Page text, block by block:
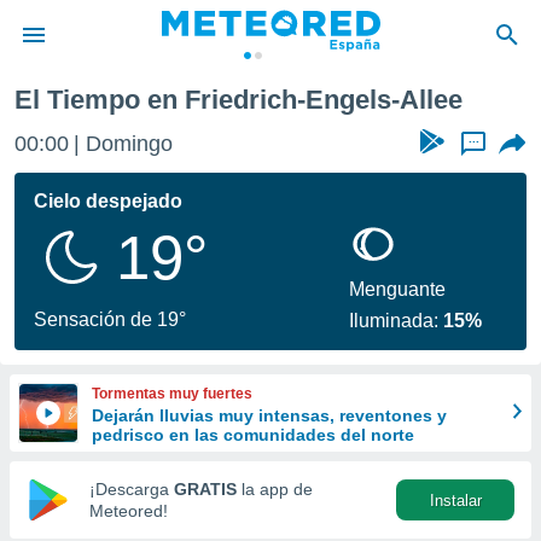
de
por
se
calidad.
a este
las
y
forma
digital
basada
El Tiempo en Friedrich-Engels-Allee
00:00 Domingo ...
Cielo despejado
19°
Sensación de 19°
Menguante
Iluminada: 15%
Tormentas muy fuertes
Dejarán lluvias muy intensas, reventones y
pedrisco en las comunidades del norte
¡Descarga GRATIS la app de
Meteored!
Instalar